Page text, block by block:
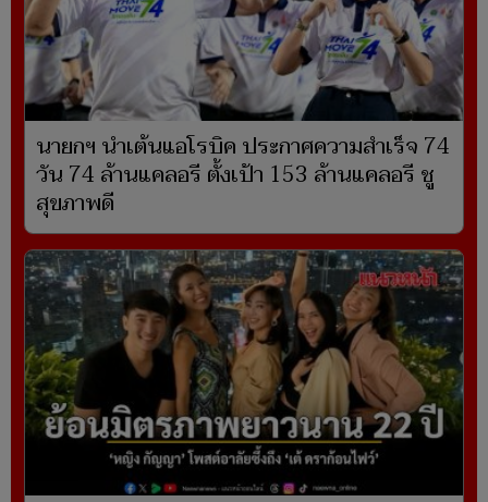
นายกฯ นำเต้นแอโรบิค ประกาศความสำเร็จ 74
วัน 74 ล้านแคลอรี ตั้งเป้า 153 ล้านแคลอรี ชู
สุขภาพดี